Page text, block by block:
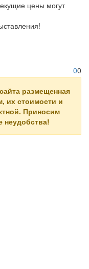
цены могут
0
0
размещенная
их стоимости и
Приносим
неудобства!